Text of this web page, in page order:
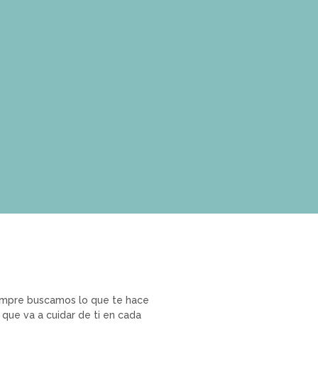
buscamos lo que te hace
va a cuidar de ti en cada